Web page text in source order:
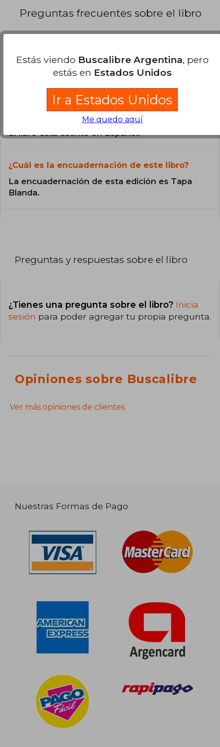
Preguntas frecuentes sobre el libro
Todos los libros de nuestro
catálogo son Originales.
¿En qué Idioma está escrito el
El libro está escrito en Español.
¿Cuál es la encuadernación de este libro?
La encuadernación de esta edición es Tapa
Blanda.
Preguntas y respuestas sobre el libro
¿Tienes una pregunta sobre el libro? Inicia
sesión para poder agregar tu propia pregunta.
Opiniones sobre Buscalibre
Ver más opiniones de clientes
Nuestras Formas de Pago
Estás viendo Buscalibre Argentina, pero
estás en Estados Unidos
Ir a Estados Unidos
Me quedo aquí